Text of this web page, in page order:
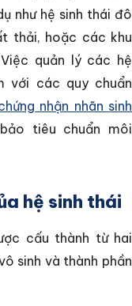
như hệ sinh thái đô
thải, hoặc các khu
quản lý các hệ
với các quy chuẩn
nhận nhãn sinh
tiêu chuẩn môi
hệ sinh thái
cấu thành từ hai
sinh và thành phần